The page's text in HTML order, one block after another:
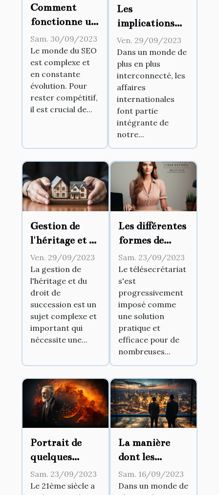
Comment
fonctionne un
extracteur de
sitemap et
pourquoi est-
il essentiel
pour le SEO ?
Sam. 30/09/2023
Le monde du SEO
est complexe et
en constante
évolution. Pour
rester compétitif,
il est crucial de...
Les
implications
juridiques des
affaires
internationales
Ven. 29/09/2023
Dans un monde de
plus en plus
interconnecté, les
affaires
internationales
font partie
intégrante de
notre...
Gestion de
l'héritage et du
droit de
succession
Ven. 29/09/2023
La gestion de
l'héritage et du
droit de
succession est un
sujet complexe et
important qui
nécessite une...
Les différentes
formes de
télésecrétariat
existantes
Sam. 23/09/2023
Le télésecrétariat
s'est
progressivement
imposé comme
une solution
pratique et
efficace pour de
nombreuses...
Portrait de
quelques
pionniers
d'affaires
Sam. 23/09/2023
Le 21ème siècle a
La manière
dont les
tendances
culturelles
Sam. 16/09/2023
Dans un monde de